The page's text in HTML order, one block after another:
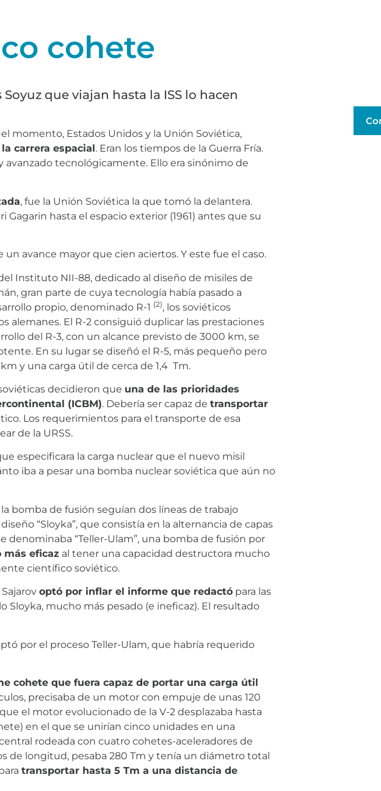
cohete
que viajan hasta la ISS lo hacen
momento, Estados Unidos y la Unión Soviética,
la carrera espacial . Eran los tiempos de la Guerra Fría.
avanzado tecnológicamente. Ello era sinónimo de
, fue la Unión Soviética la que tomó la delantera.
hasta el espacio exterior (1961) antes que su
avance mayor que cien aciertos. Y este fue el caso.
Instituto NII-88, dedicado al diseño de misiles de
gran parte de cuya tecnología había pasado a
propio, denominado R-1 (2), los soviéticos
alemanes. El R-2 consiguió duplicar las prestaciones
del R-3, con un alcance previsto de 3000 km, se
En su lugar se diseñó el R-5, más pequeño pero
y una carga útil de cerca de 1,4 Tm.
decidieron que una de las prioridades
(ICBM). Debería ser capaz de transportar
Los requerimientos para el transporte de esa
de la URSS.
especificara la carga nuclear que el nuevo misil
iba a pesar una bomba nuclear soviética que aún no
bomba de fusión seguían dos líneas de trabajo
“Sloyka”, que consistía en la alternancia de capas
“Teller-Ulam”, una bomba de fusión por
más eficaz al tener una capacidad destructora mucho
científico soviético.
optó por inflar el informe que redactó para las
mucho más pesado (e ineficaz). El resultado
por el proceso Teller-Ulam, que habría requerido
cohete que fuera capaz de portar una carga útil
precisaba de un motor con empuje de unas 120
el motor evolucionado de la V-2 desplazaba hasta
en el que se unirían cinco unidades en una
rodeada con cuatro cohetes-aceleradores de
de longitud, pesaba 280 Tm y tenía un diámetro total
transportar hasta 5 Tm a una distancia de